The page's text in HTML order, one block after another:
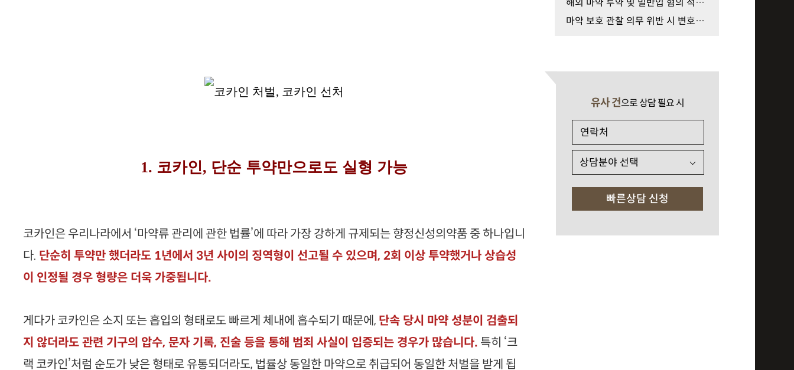
1. 코카인, 단순 투약만으로도 실형 가능
코카인은 우리나라에서 ‘마약류 관리에 관한 법률’에 따라 가장 강하게 규제되는 향정신성의약품 중 하나입니
다. 단순히 투약만 했더라도 1년에서 3년 사이의 징역형이 선고될 수 있으며, 2회 이상 투약했거나 상습성
이 인정될 경우 형량은 더욱 가중됩니다.
게다가 코카인은 소지 또는 흡입의 형태로도 빠르게 체내에 흡수되기 때문에, 단속 당시 마약 성분이 검출되
지 않더라도 관련 기구의 압수, 문자 기록, 진술 등을 통해 범죄 사실이 입증되는 경우가 많습니다. 특히 ‘크
랙 코카인’처럼 순도가 낮은 형태로 유통되더라도, 법률상 동일한 마약으로 취급되어 동일한 처벌을 받게 됩
해외 마약 투약 및 밀반입 혐의 적발 시 처벌 수위와 …
마약 보호 관찰 의무 위반 시 변호사의 법적 대처 방…
유사 건으로 상담 필요 시